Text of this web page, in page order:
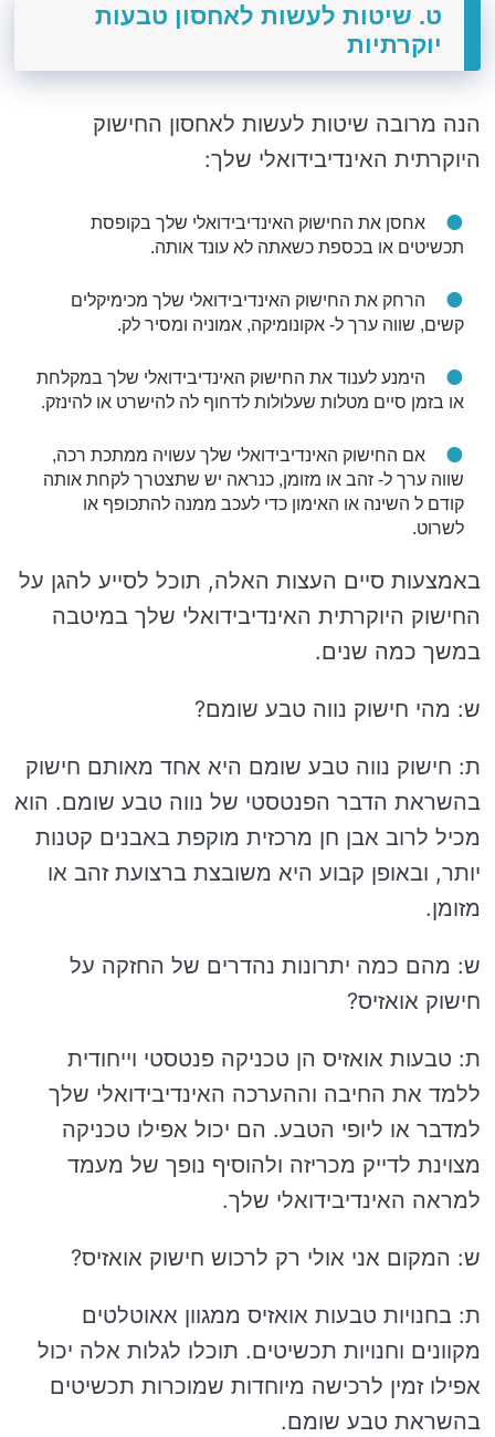
ט. שיטות לעשות לאחסון טבעות
יוקרתיות
הנה מרובה שיטות לעשות לאחסון החישוק
היוקרתית האינדיבידואלי שלך:
אחסן את החישוק האינדיבידואלי שלך בקופסת
תכשיטים או בכספת כשאתה לא עונד אותה.
הרחק את החישוק האינדיבידואלי שלך מכימיקלים
קשים, שווה ערך ל- אקונומיקה, אמוניה ומסיר לק.
הימנע לענוד את החישוק האינדיבידואלי שלך במקלחת
או בזמן סיים מטלות שעלולות לדחוף לה להישרט או להינזק.
אם החישוק האינדיבידואלי שלך עשויה ממתכת רכה,
שווה ערך ל- זהב או מזומן, כנראה יש שתצטרך לקחת אותה
קודם ל השינה או האימון כדי לעכב ממנה להתכופף או
לשרוט.
באמצעות סיים העצות האלה, תוכל לסייע להגן על
החישוק היוקרתית האינדיבידואלי שלך במיטבה
במשך כמה שנים.
ש: מהי חישוק נווה טבע שומם?
ת: חישוק נווה טבע שומם היא אחד מאותם חישוק
בהשראת הדבר הפנטסטי של נווה טבע שומם. הוא
מכיל לרוב אבן חן מרכזית מוקפת באבנים קטנות
יותר, ובאופן קבוע היא משובצת ברצועת זהב או
מזומן.
ש: מהם כמה יתרונות נהדרים של החזקה על
חישוק אואזיס?
ת: טבעות אואזיס הן טכניקה פנטסטי וייחודית
ללמד את החיבה וההערכה האינדיבידואלי שלך
למדבר או ליופי הטבע. הם יכול אפילו טכניקה
מצוינת לדייק מכריזה ולהוסיף נופך של מעמד
למראה האינדיבידואלי שלך.
ש: המקום אני אולי רק לרכוש חישוק אואזיס?
ת: בחנויות טבעות אואזיס ממגוון אאוטלטים
מקוונים וחנויות תכשיטים. תוכלו לגלות אלה יכול
אפילו זמין לרכישה מיוחדות שמוכרות תכשיטים
בהשראת טבע שומם.